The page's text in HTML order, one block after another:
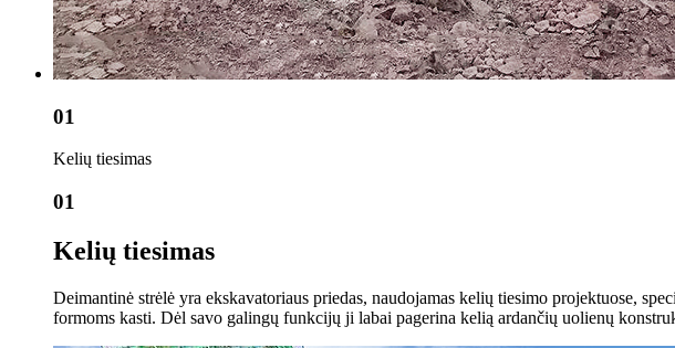
01
Kelių tiesimas
01
Kelių tiesimas
Deimantinė strėlė yra ekskavatoriaus priedas, naudojamas kelių tiesimo projektuose,
formoms kasti. Dėl savo galingų funkcijų ji labai pagerina kelią ardančių uolienų